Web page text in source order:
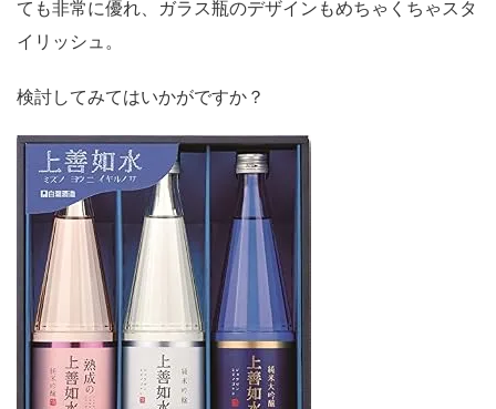
ても非常に優れ、ガラス瓶のデザインもめちゃくちゃスタ
イリッシュ。
検討してみてはいかがですか？